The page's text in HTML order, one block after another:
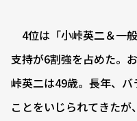
4位は「小峠英二＆一
支持が6割強を占めた。
峠英二は49歳。長年、
ことをいじられてきた